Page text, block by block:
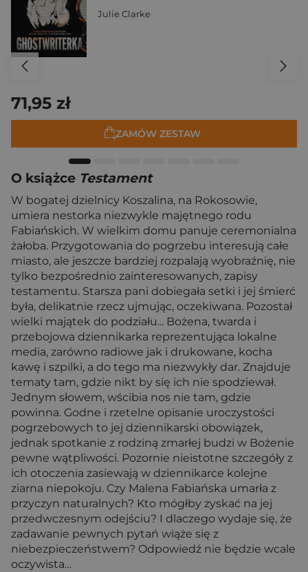
Julie Clarke
71,95 zł
ZAMÓW ZESTAW
O książce Testament
W bogatej dzielnicy Koszalina, na Rokosowie,
umiera nestorka niezwykle majętnego rodu
Fabiańskich. W wielkim domu panuje ceremonialna
żałoba. Przygotowania do pogrzebu interesują całe
miasto, ale jeszcze bardziej rozpalają wyobraźnię, nie
tylko bezpośrednio zainteresowanych, zapisy
testamentu. Starsza pani dobiegała setki i jej śmierć
była, delikatnie rzecz ujmując, oczekiwana. Pozostał
wielki majątek do podziału... Bożena, twarda i
przebojowa dziennikarka reprezentująca lokalne
media, zarówno radiowe jak i drukowane, kocha
kawę i szpilki, a do tego ma niezwykły dar. Znajduje
tematy tam, gdzie nikt by się ich nie spodziewał.
Jednym słowem, wścibia nos nie tam, gdzie
powinna. Godne i rzetelne opisanie uroczystości
pogrzebowych to jej dziennikarski obowiązek,
jednak spotkanie z rodziną zmarłej budzi w Bożenie
pewne wątpliwości. Pozornie nieistotne szczegóły z
ich otoczenia zasiewają w dziennikarce kolejne
ziarna niepokoju. Czy Malena Fabiańska umarła z
przyczyn naturalnych? Kto mógłby zyskać na jej
przedwczesnym odejściu? I dlaczego wydaje się, że
zadawanie pewnych pytań wiąże się z
niebezpieczeństwem? Odpowiedź nie będzie wcale
oczywista…